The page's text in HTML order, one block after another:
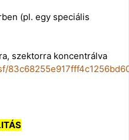
(pl. egy speciális
szektorra koncentrálva